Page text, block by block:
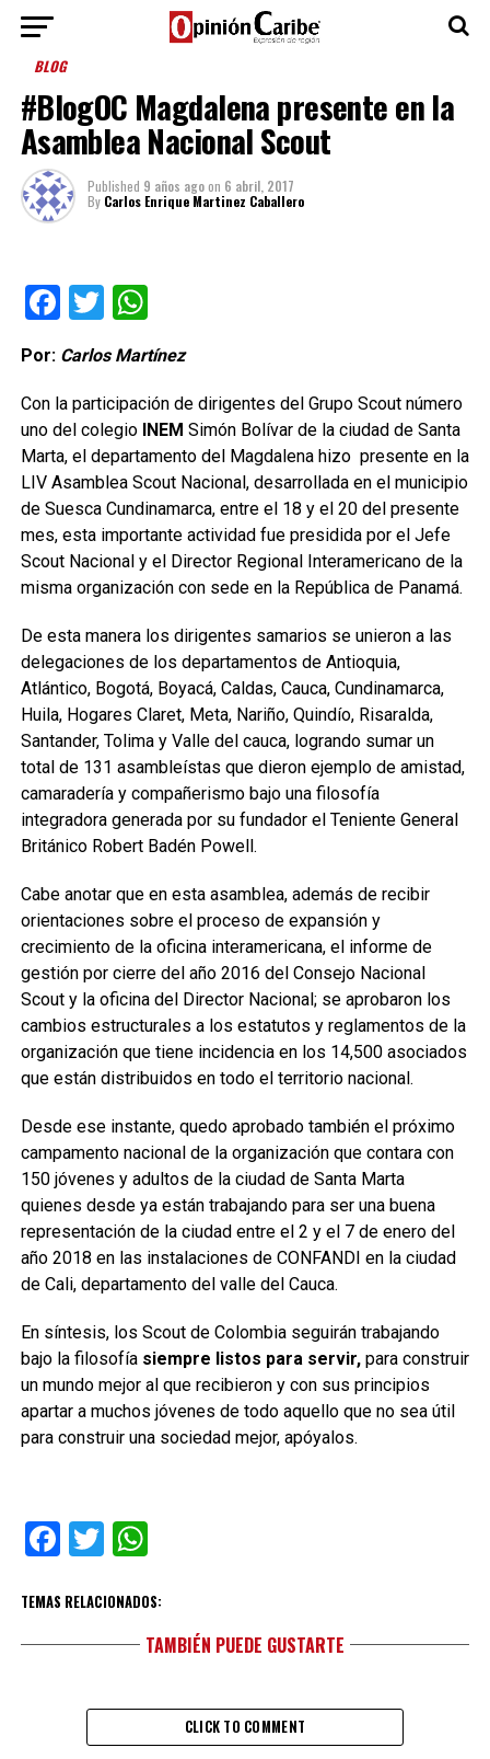
BLOG
#BlogOC Magdalena presente en la
Asamblea Nacional Scout
Published 9 años agoon 6 abril, 2017
By Carlos Enrique Martinez Caballero
Facebook
TwitterWhatsApp
Por: Carlos Martínez
Con la participación de dirigentes del Grupo Scout número
uno del colegio INEM Simón Bolívar de la ciudad de Santa
Marta, el departamento del Magdalena hizo presente en la
LIV Asamblea Scout Nacional, desarrollada en el municipio
de Suesca Cundinamarca, entre el 18 y el 20 del presente
mes, esta importante actividad fue presidida por el Jefe
Scout Nacional y el Director Regional Interamericano de la
misma organización con sede en la República de Panamá.
De esta manera los dirigentes samarios se unieron a las
delegaciones de los departamentos de Antioquia,
Atlántico, Bogotá, Boyacá, Caldas, Cauca, Cundinamarca,
Huila, Hogares Claret, Meta, Nariño, Quindío, Risaralda,
Santander, Tolima y Valle del cauca, logrando sumar un
total de 131 asambleístas que dieron ejemplo de amistad,
camaradería y compañerismo bajo una filosofía
integradora generada por su fundador el Teniente General
Británico Robert Badén Powell.
Cabe anotar que en esta asamblea, además de recibir
orientaciones sobre el proceso de expansión y
crecimiento de la oficina interamericana, el informe de
gestión por cierre del año 2016 del Consejo Nacional
Scout y la oficina del Director Nacional; se aprobaron los
cambios estructurales a los estatutos y reglamentos de la
organización que tiene incidencia en los 14,500 asociados
que están distribuidos en todo el territorio nacional.
Desde ese instante, quedo aprobado también el próximo
campamento nacional de la organización que contara con
150 jóvenes y adultos de la ciudad de Santa Marta
quienes desde ya están trabajando para ser una buena
representación de la ciudad entre el 2 y el 7 de enero del
año 2018 en las instalaciones de CONFANDI en la ciudad
de Cali, departamento del valle del Cauca.
En síntesis, los Scout de Colombia seguirán trabajando
bajo la filosofía siempre listos para servir,para construir
un mundo mejor al que recibieron y con sus principios
apartar a muchos jóvenes de todo aquello que no sea útil
para construir una sociedad mejor, apóyalos.
Facebook
TwitterWhatsApp
TEMAS RELACIONADOS:
TAMBIÉN PUEDE GUSTARTE
CLICK TO COMMENT